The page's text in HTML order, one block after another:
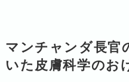
マンチャンダ長官
いた皮膚科学のお